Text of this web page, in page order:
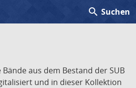
search Suchen
aus dem Bestand der SUB
und in dieser Kollektion